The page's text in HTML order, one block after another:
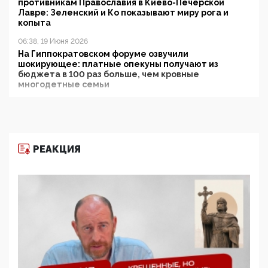
противникам Православия в Киево-Печерской
Лавре: Зеленский и Ко показывают миру рога и
копыта
06:38, 19 Июня 2026
На Гиппократовском форуме озвучили
шокирующее: платные опекуны получают из
бюджета в 100 раз больше, чем кровные
многодетные семьи
11:53, 09 Июня 2026
деятельность ИИТО ЮНЕСКО в России, но
цифроглобалисты продолжают определять
повестку в образовании
09:43, 01 Июня 2026
5G за счет здоровья граждан: Минцифры намерено
отобрать у регионов и муниципалитетов право
защищать жилые дома и социальные объекты от
РЕАКЦИЯ